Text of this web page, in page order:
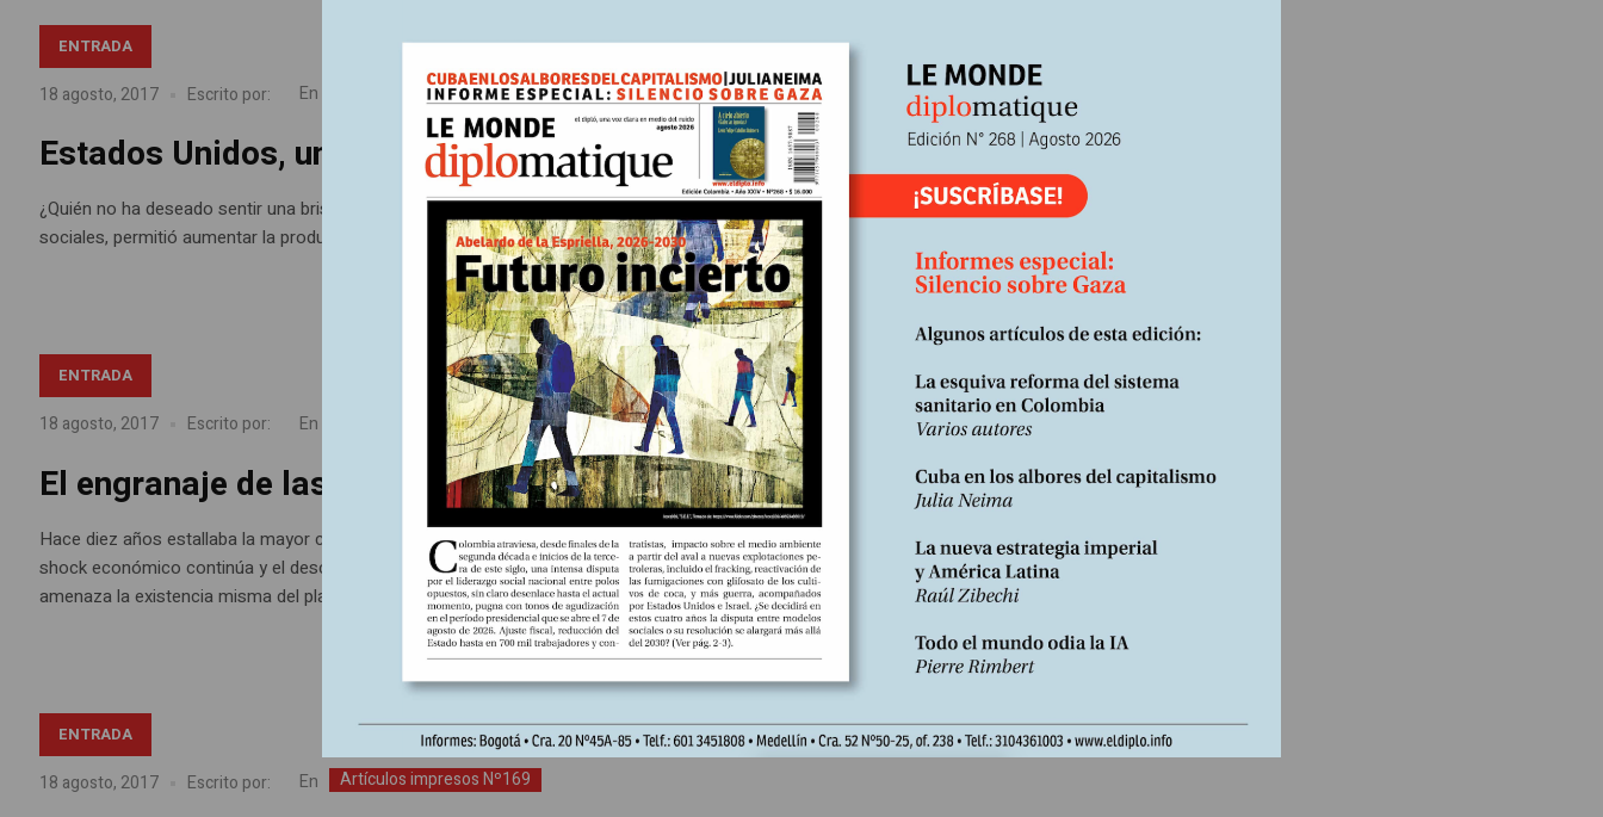
ENTRADA
18 agosto, 2017 Escrito por: En Artículos impresos Nº169
Estados Unidos, una sociedad climatizada
¿Quién no ha deseado sentir una brisa de aire fresco en jornadas de calor intenso? La climatización artificial transformó los hábitos
sociales, permitió aumentar la productividad pero, al mismo tiempo, contribuyó al calentamiento global.
ENTRADA
18 agosto, 2017 Escrito por: En Artículos impresos Nº169
El engranaje de las crisis
Hace diez años estallaba la mayor crisis financiera desde 1929. Aunque los banqueros hayan retomado sus actividades habituales, el
shock económico continúa y el descrédito hacia el mundo de la política es cada vez mayor. A estas dos crisis se suma la ecológica, que
amenaza la existencia misma del planeta.
ENTRADA
18 agosto, 2017 Escrito por: En Artículos impresos Nº169